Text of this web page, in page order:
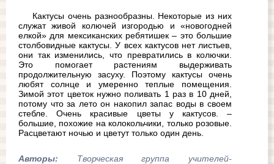
Кактусы очень разнообразны. Некоторые из них
служат живой колючей изгородью и «новогодней
елкой» для мексиканских ребятишек – это большие
столбовидные кактусы. У всех кактусов нет листьев,
они так изменились, что превратились в колючки.
Это помогает растениям выдерживать
продолжительную засуху. Поэтому кактусы очень
любят солнце и умеренно теплые помещения.
Зимой этот цветок нужно поливать 1 раз в 10 дней,
потому что за лето он накопил запас воды в своем
стебле. Очень красивые цветы у кактусов. –
большие, похожие на колокольчики, только розовые.
Расцветают ночью и цветут только один день.
Авторы: Творческая группа учителей-